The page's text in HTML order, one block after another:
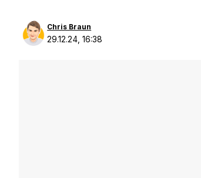
29.12.24, 16:38
Chris Braun